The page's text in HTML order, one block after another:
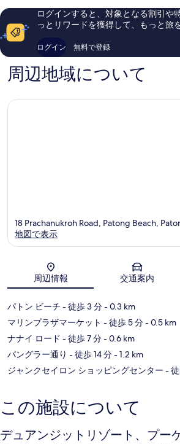
ン
ス
パ
ミ
件
件
コ
ミ
ログインすると、対象となる割引や
っとリワードを獲得して、もっと旅
ログイン 無料で登録
周辺地域について
地図
18 Prachanukroh Road, Patong Beach,
地図で表示
周辺情報 交通案内
パトン ビーチ - 徒歩 3 分- 0.3 km
マリンプラザマーケット - 徒歩 5 分- 0.5 km
ナナイ ロード - 徒歩 7 分- 0.6 km
バングラー通り - 徒歩 14 分- 1.2 km
ジャンクセイロン ショッピングセンター -
この施設について
デュアンジットリゾート、プー